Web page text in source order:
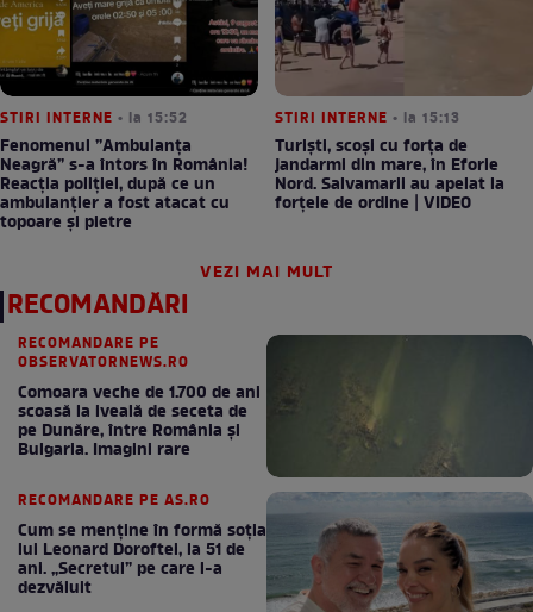
STIRI INTERNE • la 15:52
Fenomenul ”Ambulanța
Neagră” s-a întors în România!
Reacția poliției, după ce un
ambulanțier a fost atacat cu
topoare și pietre
STIRI INTERNE • la 15:13
Turiști, scoși cu forța de
jandarmi din mare, în Eforie
Nord. Salvamarii au apelat la
forțele de ordine | VIDEO
VEZI MAI MULT
RECOMANDĂRI
RECOMANDARE PE
OBSERVATORNEWS.RO
Comoara veche de 1.700 de ani
scoasă la iveală de seceta de
pe Dunăre, între România şi
Bulgaria. Imagini rare
RECOMANDARE PE AS.RO
Cum se menţine în formă soţia
lui Leonard Doroftei, la 51 de
ani. „Secretul” pe care l-a
dezvăluit